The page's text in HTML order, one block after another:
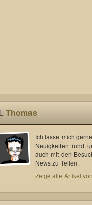
Thomas
Ich lasse mich
Neuigkeiten rund
auch mit den
News zu Teilen.
Zeige alle Artikel